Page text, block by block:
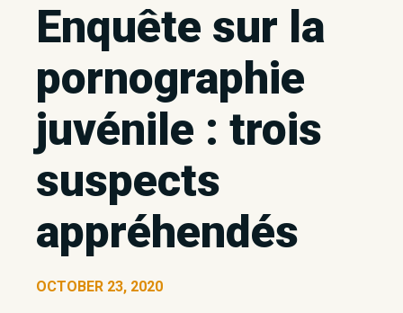
Enquête sur la
pornographie
juvénile : trois
suspects
appréhendés
OCTOBER 23, 2020